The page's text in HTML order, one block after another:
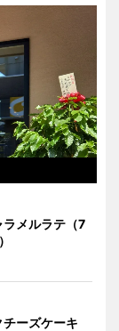
ラメルラテ（7
チーズケーキ